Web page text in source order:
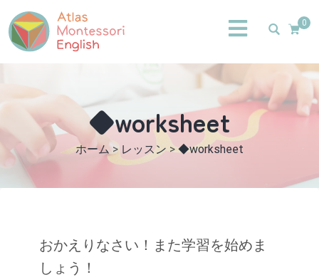
0
◆worksheet
ホーム> レッスン > ◆worksheet
おかえりなさい！また学習を始めま
しょう！